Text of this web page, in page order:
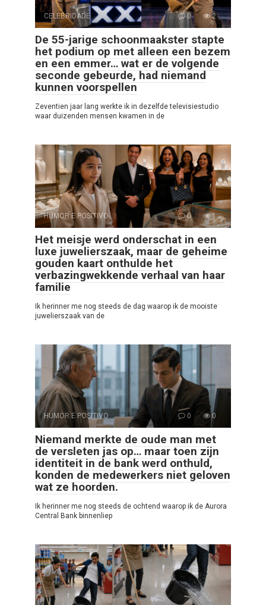
CELEBRIDADE 0 2
De 55-jarige schoonmaakster stapte
het podium op met alleen een bezem
en een emmer… wat er de volgende
seconde gebeurde, had niemand
kunnen voorspellen
Zeventien jaar lang werkte ik in dezelfde televisiestudio
waar duizenden mensen kwamen in de
HUMOR E POSITIVO 0 1
Het meisje werd onderschat in een
luxe juwelierszaak, maar de geheime
gouden kaart onthulde het
verbazingwekkende verhaal van haar
familie
Ik herinner me nog steeds de dag waarop ik de mooiste
juwelierszaak van de
HUMOR E POSITIVO 0 0
Niemand merkte de oude man met
de versleten jas op… maar toen zijn
identiteit in de bank werd onthuld,
konden de medewerkers niet geloven
wat ze hoorden.
Ik herinner me nog steeds de ochtend waarop ik de Aurora
Central Bank binnenliep